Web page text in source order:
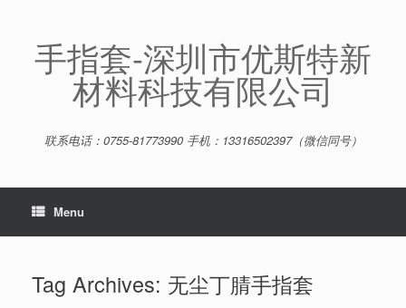
content手指套-深圳市优斯特新
材料科技有限公司
联系电话：0755-81773990 手机：13316502397（微信同号）
Menu
Tag Archives: 无尘丁腈手指套